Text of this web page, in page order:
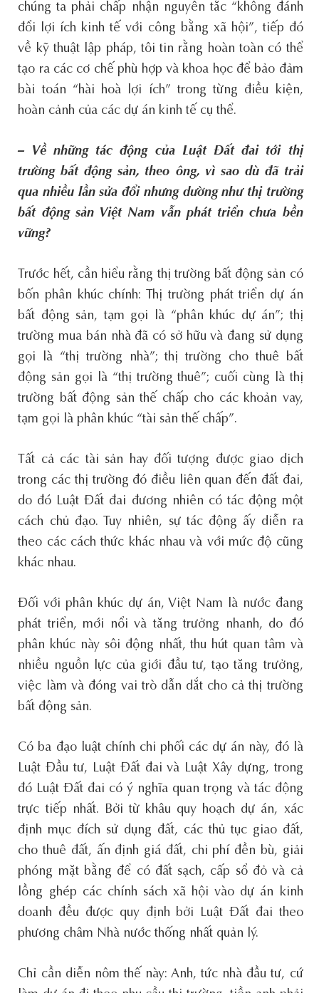
chúng ta phải chấp nhận nguyên tắc “không đánh
đổi lợi ích kinh tế với công bằng xã hội”, tiếp đó
về kỹ thuật lập pháp, tôi tin rằng hoàn toàn có thể
tạo ra các cơ chế phù hợp và khoa học để bảo đảm
bài toán “hài hoà lợi ích” trong từng điều kiện,
hoàn cảnh của các dự án kinh tế cụ thể.
– Về những tác động của Luật Đất đai tới thị
trường bất động sản, theo ông, vì sao dù đã trải
qua nhiều lần sửa đổi nhưng dường như thị trường
bất động sản Việt Nam vẫn phát triển chưa bền
vững?
Trước hết, cần hiểu rằng thị trường bất động sản có
bốn phân khúc chính: Thị trường phát triển dự án
bất động sản, tạm gọi là “phân khúc dự án”; thị
trường mua bán nhà đã có sở hữu và đang sử dụng
gọi là “thị trường nhà”; thị trường cho thuê bất
động sản gọi là “thị trường thuê”; cuối cùng là thị
trường bất động sản thế chấp cho các khoản vay,
tạm gọi là phân khúc “tài sản thế chấp”.
Tất cả các tài sản hay đối tượng được giao dịch
trong các thị trường đó điều liên quan đến đất đai,
do đó Luật Đất đai đương nhiên có tác động một
cách chủ đạo. Tuy nhiên, sự tác động ấy diễn ra
theo các cách thức khác nhau và với mức độ cũng
khác nhau.
Đối với phân khúc dự án, Việt Nam là nước đang
phát triển, mới nổi và tăng trưởng nhanh, do đó
phân khúc này sôi động nhất, thu hút quan tâm và
nhiều nguồn lực của giới đầu tư, tạo tăng trưởng,
việc làm và đóng vai trò dẫn dắt cho cả thị trường
bất động sản.
Có ba đạo luật chính chi phối các dự án này, đó là
Luật Đầu tư, Luật Đất đai và Luật Xây dựng, trong
đó Luật Đất đai có ý nghĩa quan trọng và tác động
trực tiếp nhất. Bởi từ khâu quy hoạch dự án, xác
định mục đích sử dụng đất, các thủ tục giao đất,
cho thuê đất, ấn định giá đất, chi phí đền bù, giải
phóng mặt bằng để có đất sạch, cấp sổ đỏ và cả
lồng ghép các chính sách xã hội vào dự án kinh
doanh đều được quy định bởi Luật Đất đai theo
phương châm Nhà nước thống nhất quản lý.
Chỉ cần diễn nôm thế này: Anh, tức nhà đầu tư, cứ